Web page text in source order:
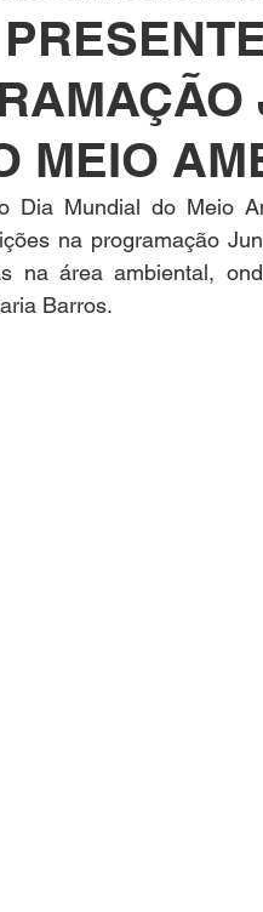
MEIO
Dia Mundial do Meio
na programação
na área ambiental,
Barros.